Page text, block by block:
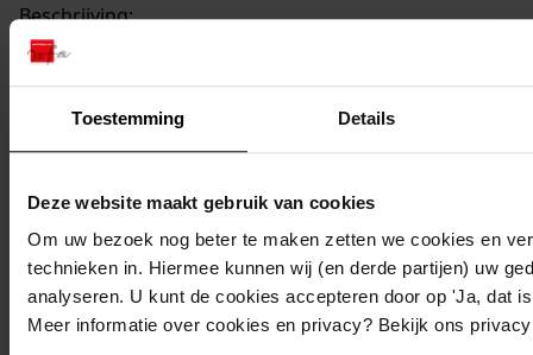
Toestemming Details
Deze website maakt gebruik van cookies
Om uw bezoek nog beter te maken zetten we cookies en
technieken in. Hiermee kunnen wij (en derde partijen) uw
analyseren. U kunt de cookies accepteren door op 'Ja, dat
Meer informatie over cookies en privacy? Bekijk ons
Beschrijving:
Plaatsen noodlokaal
Datum vergunning:
28-07-1992
Adres:
Medemblik, Koggenlaan 35
Nieuw adres:
Medemblik, Koggenlaan 35